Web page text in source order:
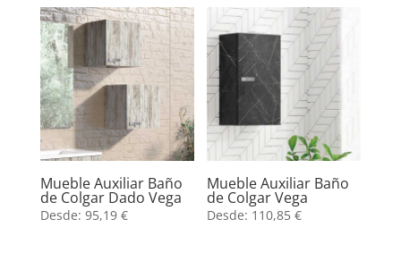
Mueble Auxiliar Baño
de Colgar Dado Vega
Desde: 95,19 €
Mueble Auxiliar Baño
de Colgar Vega
Desde: 110,85€